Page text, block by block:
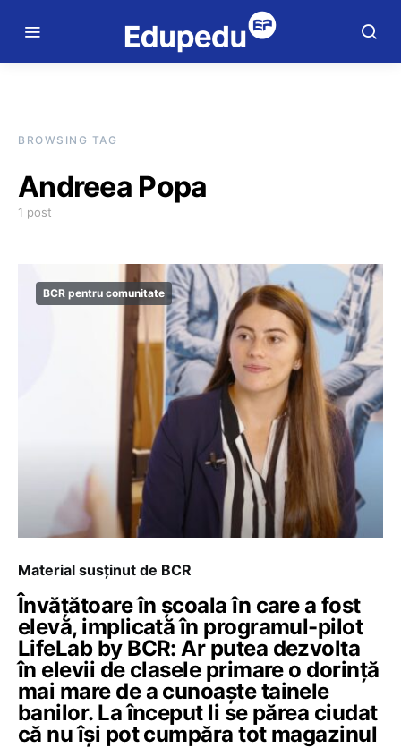
BROWSING TAG
Andreea Popa
1 post
BCR pentru comunitate
Material susținut de BCR
Învățătoare în școala în care a fost
elevă, implicată în programul-pilot
LifeLab by BCR: Ar putea dezvolta
în elevii de clasele primare o dorință
mai mare de a cunoaște tainele
banilor. La început li se părea ciudat
că nu își pot cumpăra tot magazinul